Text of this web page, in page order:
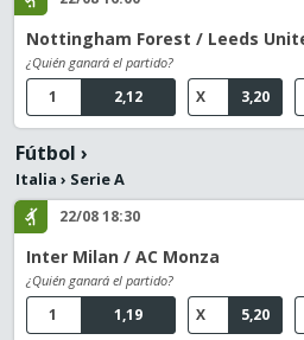
Nottingham Forest / Leeds
¿Quién ganará el partido?
2,12
1 3,20
X
Fútbol ›
Italia › Serie A
22/08 18:30
Inter Milan / AC Monza
¿Quién ganará el partido?
1,19
1 5,20
X